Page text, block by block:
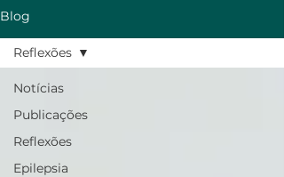
Blog
Notícias
Publicações
Reflexões
Epilepsia
Reflexões